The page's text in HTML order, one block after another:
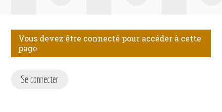
Vous devez être connecté pour accéder à cette
page.
Se connecter